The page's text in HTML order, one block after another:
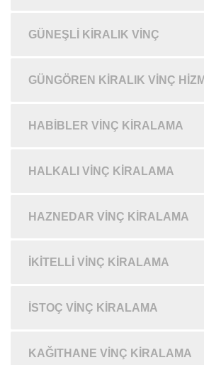
GÜNEŞLI KIRALIK VINÇ
GÜNGÖREN KIRALIK VINÇ
HABIBLER VINÇ KIRALAMA
HALKALI VINÇ KIRALAMA
HAZNEDAR VINÇ KIRALAMA
İKITELLI VINÇ KIRALAMA
İSTOÇ VINÇ KIRALAMA
KAĞITHANE VINÇ KIRALAMA